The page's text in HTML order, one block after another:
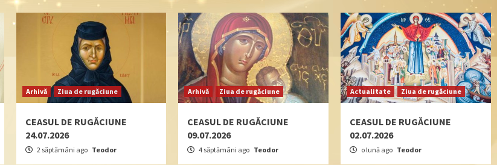
Arhivă Ziua de rugăciune
CEASUL DE RUGĂCIUNE
24.07.2026
2 săptămâni ago Teodor
Arhivă Ziua de rugăciune
CEASUL DE RUGĂCIUNE
09.07.2026
4 săptămâni ago Teodor
Actualitate Ziua de rugăciune
CEASUL DE RUGĂCIUNE
02.07.2026
o lună ago Teodor